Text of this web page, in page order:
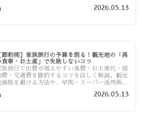
2026.05.13
節約術】家族旅行の予算を削る！観光地の「高
食事・お土産」で失敗しないコツ
族旅行で出費が増えやすい食費・お土産代・宿
費・交通費を節約するコツを詳しく解説。観光
価格を避ける方法や、早割・スーパー活用術、
2026.05.13